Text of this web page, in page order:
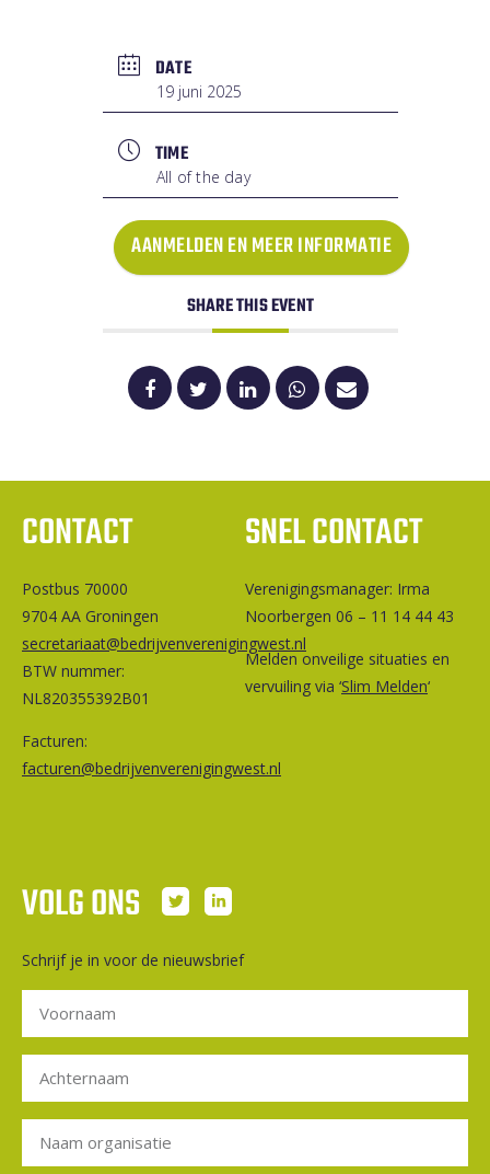
DATE
19 juni 2025
TIME
All of the day
AANMELDEN EN MEER INFORMATIE
SHARE THIS EVENT
CONTACT
Postbus 70000
9704 AA Groningen
secretariaat@bedrijvenverenigingwest.nl
BTW nummer:
NL820355392B01
Facturen:
facturen@bedrijvenverenigingwest.nl
SNEL CONTACT
Ver­e­ni­gings­ma­na­ger: Irma
Noorbergen 06 – 11 14 44 43
Melden onveilige situaties en
vervuiling via ‘Slim Melden‘
VOLG ONS
Schrijf je in voor de nieuwsbrief